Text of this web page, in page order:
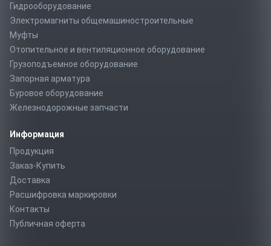
Гидрооборудование
Электромагниты общемашиностроительные
Муфты
Отопительное и вентиляционное оборудование
Грузоподъемное оборудование
Запорная арматура
Буровое оборудование
Железнодорожные запчасти
Информация
Продукция
Заказ-Купить
Доставка
Расшифровка маркировки
Контакты
Публичная оферта